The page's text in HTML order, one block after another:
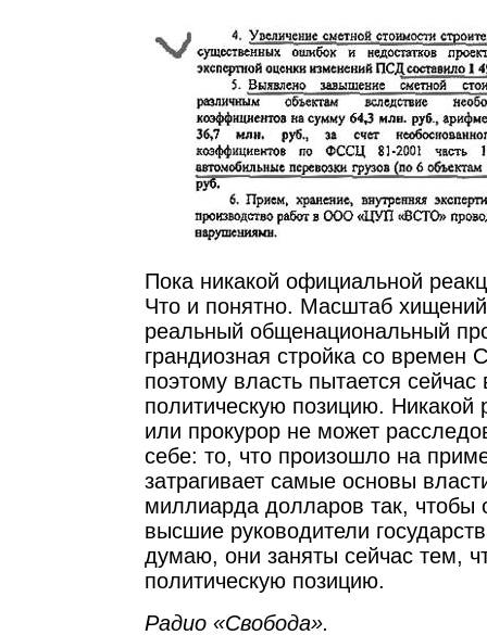
Пока никакой официальной
Что и понятно. Масштаб
реальный общенациональный
грандиозная стройка со времен
поэтому власть пытается
политическую позицию. Никакой
или прокурор не может
себе: то, что произошло на
затрагивает самые основы
миллиарда долларов так, чтобы
высшие руководители
думаю, они заняты сейчас тем,
политическую позицию.
Радио «Свобода».